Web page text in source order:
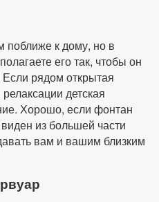
поближе к дому, но в
его так, чтобы он
рядом открытая
детская
Хорошо, если фонтан
из большей части
вам и вашим близким